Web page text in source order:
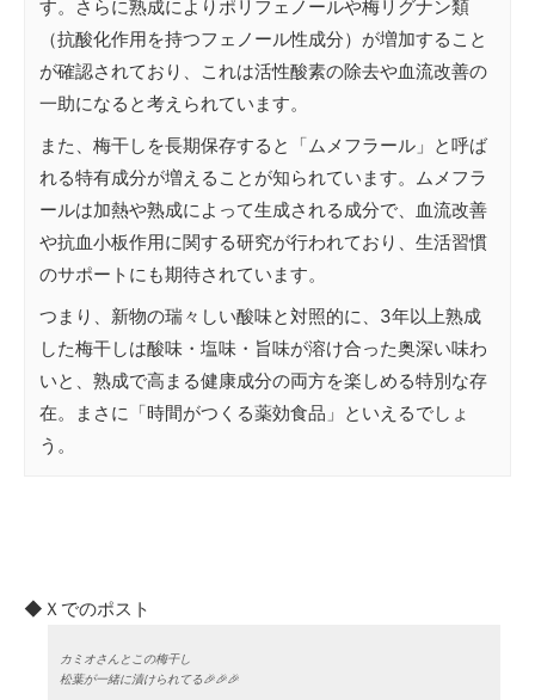
す。さらに熟成によりポリフェノールや梅リグナン類
（抗酸化作用を持つフェノール性成分）が増加すること
が確認されており、これは活性酸素の除去や血流改善の
一助になると考えられています。
また、梅干しを長期保存すると「ムメフラール」と呼ば
れる特有成分が増えることが知られています。ムメフラ
ールは加熱や熟成によって生成される成分で、血流改善
や抗血小板作用に関する研究が行われており、生活習慣
のサポートにも期待されています。
つまり、新物の瑞々しい酸味と対照的に、3年以上熟成
した梅干しは酸味・塩味・旨味が溶け合った奥深い味わ
いと、熟成で高まる健康成分の両方を楽しめる特別な存
在。まさに「時間がつくる薬効食品」といえるでしょ
う。
◆Ｘでのポスト
カミオさんとこの梅干し
松葉が一緒に漬けられてる🎉🎉🎉